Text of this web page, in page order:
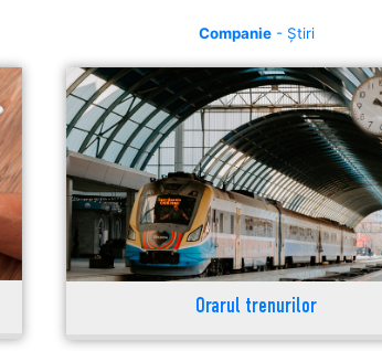
Companie- Știri
Orarul trenurilor